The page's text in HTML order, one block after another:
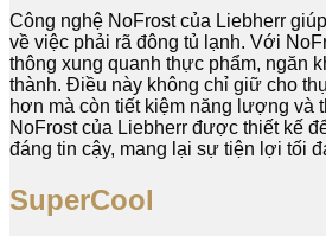
Công nghệ NoFrost của Liebherr
về việc phải rã đông tủ lạnh. Với
thông xung quanh thực phẩm, ngăn
thành. Điều này không chỉ giữ cho
hơn mà còn tiết kiệm năng lượng và
NoFrost của Liebherr được thiết kế
đáng tin cậy, mang lại sự tiện lợi tối
SuperCool